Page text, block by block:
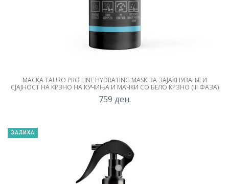
МАСКА TAURO PRO LINE HYDRATING​ MASK ЗА ЗАЈАКНУВАЊЕ И
СЈАЈНОСТ НА КРЗНО НА КУЧИЊА И МАЧКИ СО БЕЛО КРЗНО (III ФАЗА)
759 ден.
ЗАЛИХА